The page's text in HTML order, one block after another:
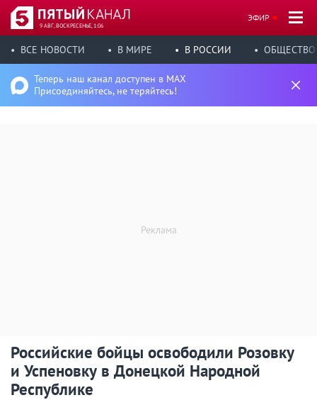
9 АВГ, ВОСКРЕСЕНЬЕ, 1:06
ЭФИР
ВСЕ НОВОСТИ В МИРЕ В РОССИИ ОБЩЕСТВО
Теперь наш канал доступен в MAX
Присоединяйтесь, не теряйтесь!
Российские бойцы освободили Розовку
и Успеновку в Донецкой Народной
Республике